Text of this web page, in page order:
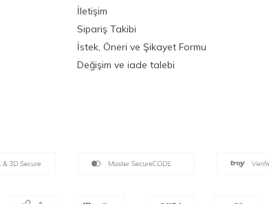
İletişim
Sipariş Takibi
İstek, Öneri ve Şikayet Formu
Değişim ve iade talebi